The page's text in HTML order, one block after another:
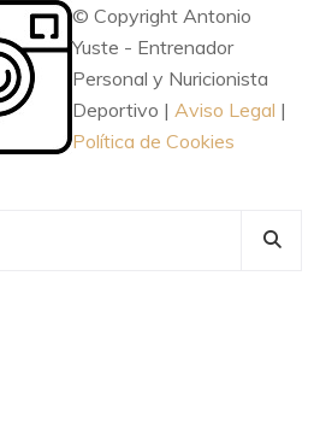
© Copyright Antonio
Yuste - Entrenador
Personal y Nuricionista
Deportivo | Aviso Legal |
Política de Cookies